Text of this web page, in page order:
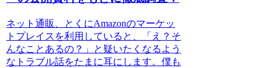
ネット通販、とくにAmazonのマーケッ
トプレイスを利用していると、「え？そ
んなことあるの？」と疑いたくなるよう
なトラブル話をたまに耳にします。僕も